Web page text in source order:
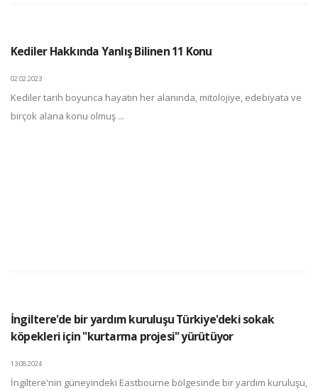
Kediler Hakkında Yanlış Bilinen 11 Konu
02.02.2023
Kediler tarih boyunca hayatın her alanında, mitolojiye, edebiyata ve
birçok alana konu olmuş ...
İngiltere'de bir yardım kuruluşu Türkiye'deki sokak
köpekleri için "kurtarma projesi" yürütüyor
13.08.2024
İngiltere'nin güneyindeki Eastbourne bölgesinde bir yardım kuruluşu,